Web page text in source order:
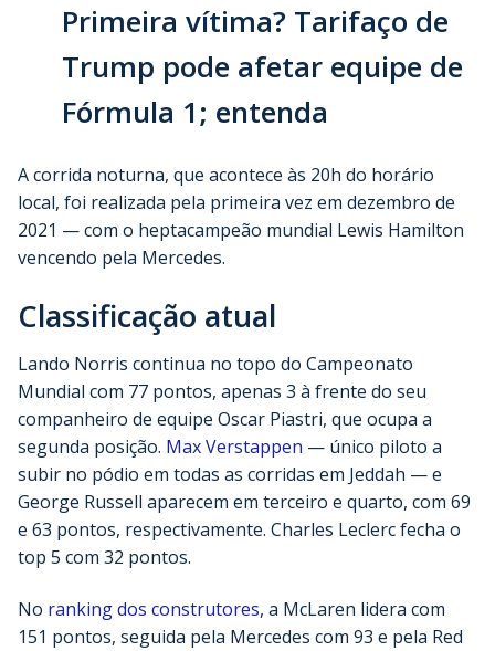
Primeira vítima? Tarifaço de
Trump pode afetar equipe de
Fórmula 1; entenda
A corrida noturna, que acontece às 20h do horário
local, foi realizada pela primeira vez em dezembro de
2021 —com o heptacampeão mundial Lewis Hamilton
vencendo pela Mercedes.
Classificação atual
Lando Norris continua no topo do Campeonato
Mundial com 77 pontos, apenas 3 à frente do seu
companheiro de equipe Oscar Piastri, que ocupa a
segunda posição. Max Verstappen — único piloto a
subir no pódio em todas as corridas em Jeddah —e
George Russell aparecem em terceiro e quarto, com 69
e 63 pontos, respectivamente. Charles Leclerc fecha o
top 5 com 32 pontos.
No ranking dos construtores, a McLaren lidera com
151 pontos, seguida pela Mercedes com 93 e pela Red